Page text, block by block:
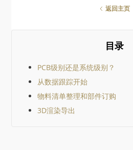
返回主页
目录
PCB级别还是系统级别？
从数据跟踪开始
物料清单整理和部件订购
3D渲染导出